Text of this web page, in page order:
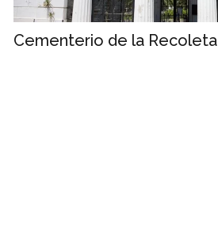
Cementerio de la Recoleta